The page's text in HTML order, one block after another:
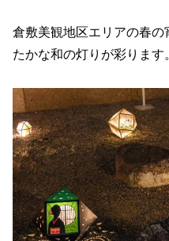
倉敷美観地区エリアの春
たかな和の灯りが彩ります